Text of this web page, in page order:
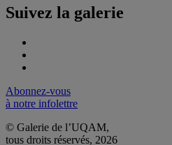
Suivez la galerie
Abonnez-vous
à notre infolettre
© Galerie de l’UQAM,
tous droits réservés, 2026